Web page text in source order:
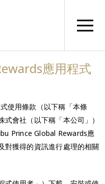
應用程式
使用條款（以下稱「本條
會社（以下稱「本公司」）
Prince Global Rewards應
對獲得的資訊進行處理的相關